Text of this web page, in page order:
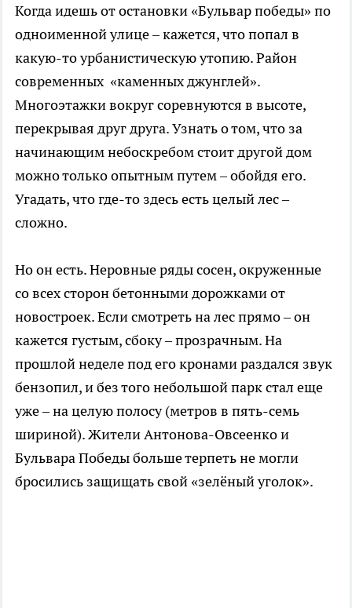
Когда идешь от остановки «Бульвар победы» по
одноименной улице – кажется, что попал в
какую-то урбанистическую утопию. Район
современных «каменных джунглей».
Многоэтажки вокруг соревнуются в высоте,
перекрывая друг друга. Узнать о том, что за
начинающим небоскребом стоит другой дом
можно только опытным путем – обойдя его.
Угадать, что где-то здесь есть целый лес –
сложно.
Но он есть. Неровные ряды сосен, окруженные
со всех сторон бетонными дорожками от
новостроек. Если смотреть на лес прямо – он
кажется густым, сбоку – прозрачным. На
прошлой неделе под его кронами раздался звук
бензопил, и без того небольшой парк стал еще
уже – на целую полосу (метров в пять-семь
шириной). Жители Антонова-Овсеенко и
Бульвара Победы больше терпеть не могли
бросились защищать свой «зелёный уголок».